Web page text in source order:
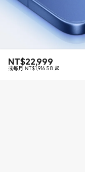
NT$22,999
現價 NT$22999
或每月 NT$1,916.58 起